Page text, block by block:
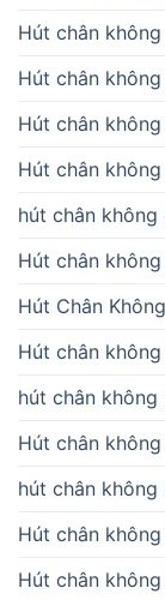
Hút chân
Hút chân
Hút chân
Hút chân
hút chân không
Hút chân
Hút Chân
Hút chân
hút chân không
Hút chân
hút chân không
Hút chân
Hút chân